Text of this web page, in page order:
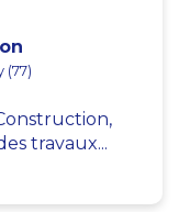
(77)
travaux...